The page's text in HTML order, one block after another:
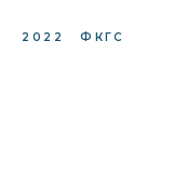
2022 ФКГС